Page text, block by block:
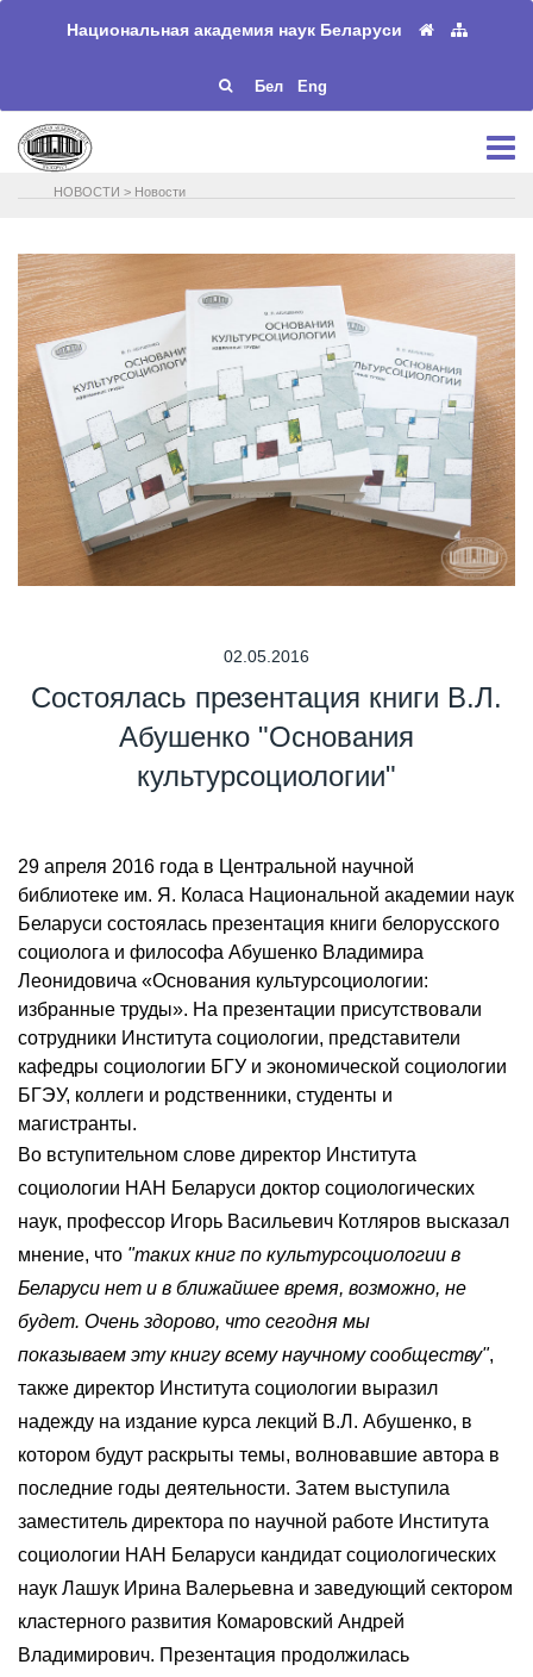
Национальная академия наук Беларуси
Бел Eng
НОВОСТИ > Новости
02.05.2016
Состоялась презентация книги В.Л.
Абушенко "Основания
культурсоциологии"
29 апреля 2016 года в Центральной научной
библиотеке им. Я. Коласа Национальной академии наук
Беларуси состоялась презентация книги белорусского
социолога и философа Абушенко Владимира
Леонидовича «Основания культурсоциологии:
избранные труды». На презентации присутствовали
сотрудники Института социологии, представители
кафедры социологии БГУ и экономической социологии
БГЭУ, коллеги и родственники, студенты и
магистранты.
Во вступительном слове директор Института
социологии НАН Беларуси доктор социологических
наук, профессор Игорь Васильевич Котляров высказал
мнение, что "таких книг по культурсоциологии в
Беларуси нет и в ближайшее время, возможно, не
будет. Очень здорово, что сегодня мы
показываем эту книгу всему научному сообществу",
также директор Института социологии выразил
надежду на издание курса лекций В.Л. Абушенко, в
котором будут раскрыты темы, волновавшие автора в
последние годы деятельности. Затем выступила
заместитель директора по научной работе Института
социологии НАН Беларуси кандидат социологических
наук Лашук Ирина Валерьевна и заведующий сектором
кластерного развития Комаровский Андрей
Владимирович. Презентация продолжилась